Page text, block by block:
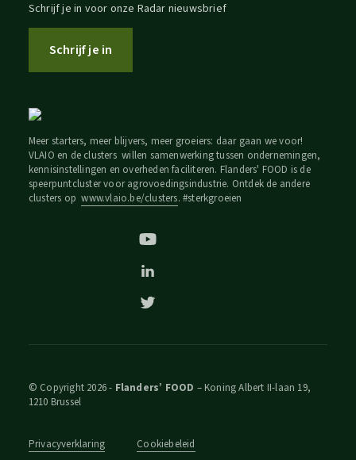
Schrijf je in voor onze Radar nieuwsbrief
Schrijf je in
Meer starters, meer blijvers, meer groeiers: daar gaan we voor!
VLAIO en de clusters willen samenwerking tussen ondernemingen,
kennisinstellingen en overheden faciliteren. Flanders' FOOD is de
speerpuntcluster voor agrovoedingsindustrie. Ontdek de andere
clusters opwww.vlaio.be/clusters. #sterkgroeien
© Copyright 2026 - Flanders’ FOOD – Koning Albert II-laan 19,
1210 Brussel
Privacyverklaring
Cookiebeleid